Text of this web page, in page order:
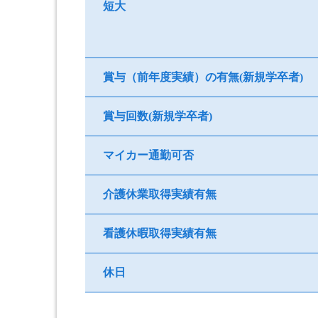
短大
賞与（前年度実績）の有無(新規学卒者)
賞与回数(新規学卒者)
マイカー通勤可否
介護休業取得実績有無
看護休暇取得実績有無
休日